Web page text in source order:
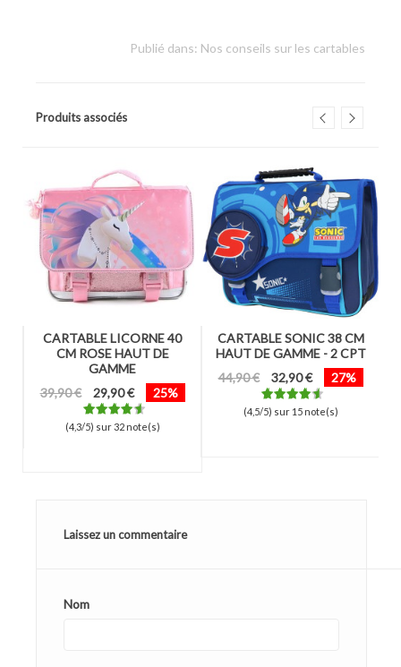
Publié dans: Nos conseils sur les cartables
Produits associés
CARTABLE LICORNE 40
CM ROSE HAUT DE
GAMME
39,90 €
29,90 € 25%
(4,3/5) sur 32 note(s)
CARTABLE SONIC 38 CM
HAUT DE GAMME - 2 CPT
44,90 €
32,90 € 27%
(4,5/5) sur 15 note(s)
Laissez un commentaire
Nom